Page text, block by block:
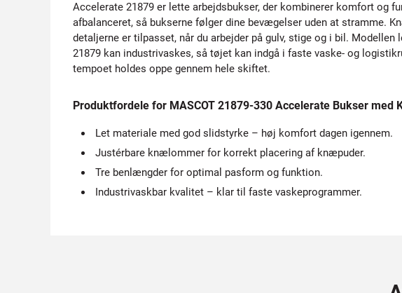
Accelerate 21879 er lette arbejdsbukser, der kombinerer komfort og
afbalanceret, så bukserne følger dine bevægelser uden at stramme.
detaljerne er tilpasset, når du arbejder på gulv, stige og i bil.
21879 kan industrivaskes, så tøjet kan indgå i faste vaske- og
tempoet holdes oppe gennem hele skiftet.
Produktfordele for MASCOT 21879-330 Accelerate Bukser med
Let materiale med god slidstyrke – høj komfort dagen igennem.
Justérbare knælommer for korrekt placering af knæpuder.
Tre benlængder for optimal pasform og funktion.
Industrivaskbar kvalitet – klar til faste vaskeprogrammer.